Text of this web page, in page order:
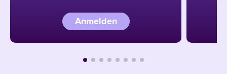
Anmelden